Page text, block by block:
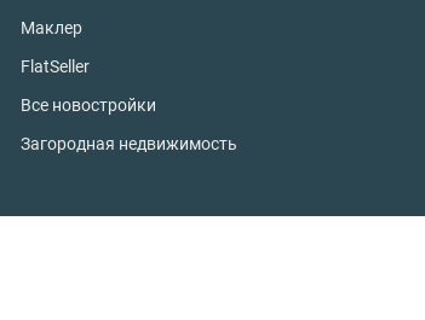
Маклер
FlatSeller
Все новостройки
Загородная недвижимость